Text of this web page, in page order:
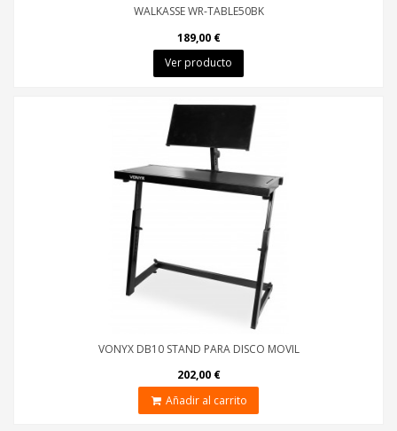
WALKASSE WR-TABLE50BK
189,00 €
Ver producto
VONYX DB10 STAND PARA DISCO MOVIL
202,00 €
Añadir al carrito